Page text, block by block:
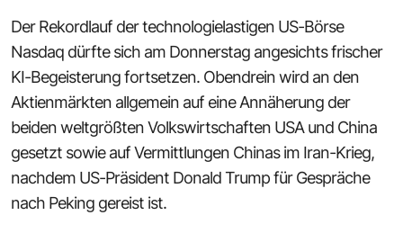
Der Rekordlauf der technologielastigen US-Börse
Nasdaq dürfte sich am Donnerstag angesichts frischer
KI-Begeisterung fortsetzen. Obendrein wird an den
Aktienmärkten allgemein auf eine Annäherung der
beiden weltgrößten Volkswirtschaften USA und China
gesetzt sowie auf Vermittlungen Chinas im Iran-Krieg,
nachdem US-Präsident Donald Trump für Gespräche
nach Peking gereist ist.